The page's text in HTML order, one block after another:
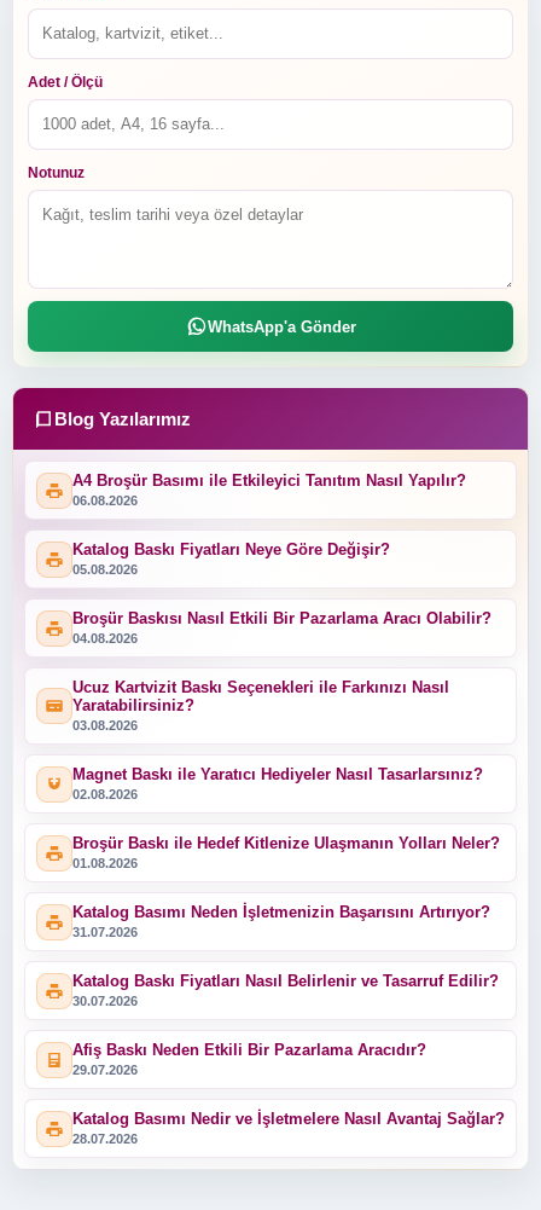
Blog Yazılarımız
A4 Broşür Basımı ile Etkileyici Tanıtım Nasıl Yapılır?
06.08.2026
Katalog Baskı Fiyatları Neye Göre Değişir?
05.08.2026
Broşür Baskısı Nasıl Etkili Bir Pazarlama Aracı Olabilir?
04.08.2026
Ucuz Kartvizit Baskı Seçenekleri ile Farkınızı Nasıl
Yaratabilirsiniz?
03.08.2026
Magnet Baskı ile Yaratıcı Hediyeler Nasıl Tasarlarsınız?
02.08.2026
Broşür Baskı ile Hedef Kitlenize Ulaşmanın Yolları Neler?
01.08.2026
Katalog Basımı Neden İşletmenizin Başarısını Artırıyor?
31.07.2026
Katalog Baskı Fiyatları Nasıl Belirlenir ve Tasarruf Edilir?
30.07.2026
Afiş Baskı Neden Etkili Bir Pazarlama Aracıdır?
29.07.2026
Katalog Basımı Nedir ve İşletmelere Nasıl Avantaj Sağlar?
28.07.2026
Adet / Ölçü
Notunuz
WhatsApp'a Gönder